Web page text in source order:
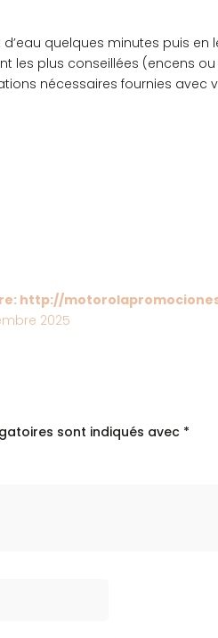
quelques minutes puis en
les plus conseillées (encens
nécessaires fournies avec
http://
2025
sont indiqués avec *